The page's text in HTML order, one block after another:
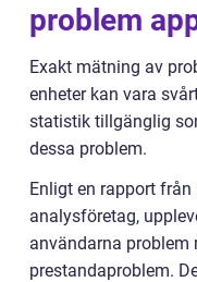
problem
Exakt mätning av
enheter kan vara
statistik tillgänglig
dessa problem.
Enligt en rapport från
analysföretag,
användarna problem
prestandaproblem.